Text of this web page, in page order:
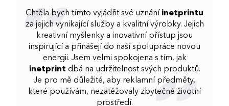
Chtěla bych tímto vyjádřit své uznání inetprintu
za jejich vynikající služby a kvalitní výrobky. Jejich
kreativní myšlenky a inovativní přístup jsou
inspirující a přinášejí do naší spolupráce novou
energii. Jsem velmi spokojena s tím, jak
inetprint dbá na udržitelnost svých produktů.
Je pro mě důležité, aby reklamní předměty,
které používám, nezatěžovaly zbytečně životní
prostředí.